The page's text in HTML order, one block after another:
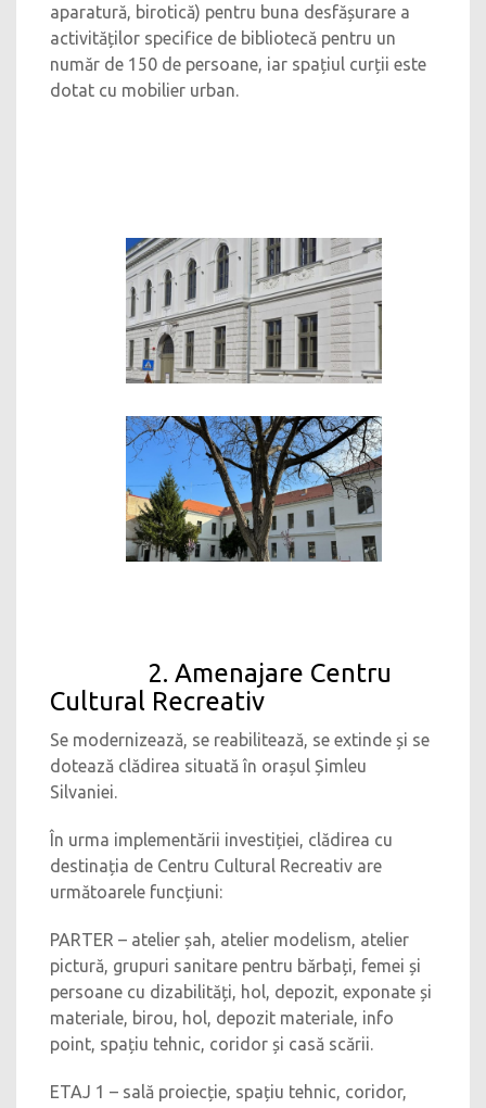
aparatură, birotică) pentru buna desfășurare a
activităților specifice de bibliotecă pentru un
număr de 150 de persoane, iar spațiul curții este
dotat cu mobilier urban.
2. Amenajare Centru
Cultural Recreativ
Se modernizează, se reabilitează, se extinde și se
dotează clădirea situată în orașul Șimleu
Silvaniei.
În urma implementării investiției, clădirea cu
destinația de Centru Cultural Recreativ are
următoarele funcțiuni:
PARTER – atelier șah, atelier modelism, atelier
pictură, grupuri sanitare pentru bărbați, femei și
persoane cu dizabilități, hol, depozit, exponate și
materiale, birou, hol, depozit materiale, info
point, spațiu tehnic, coridor și casă scării.
ETAJ 1 – sală proiecție, spațiu tehnic, coridor,